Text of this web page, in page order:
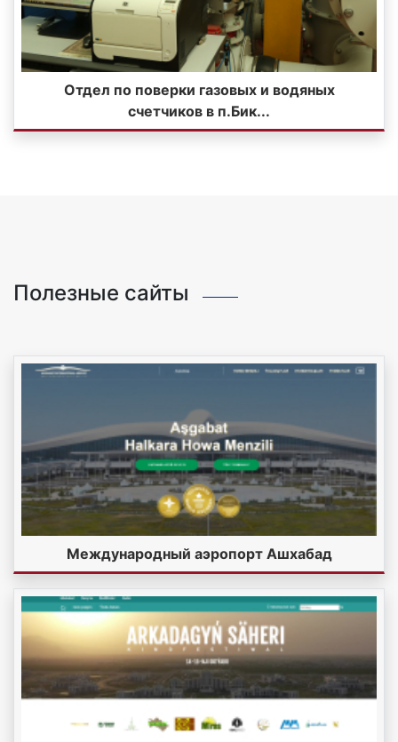
Отдел по поверки газовых и водяных
счетчиков в п.Бик...
Полезные сайты
Международный аэропорт Ашхабад